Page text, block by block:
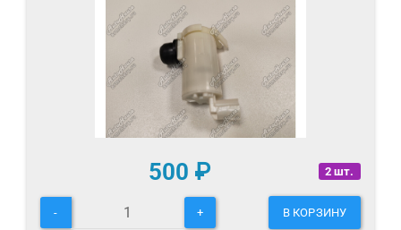
2 шт.
500 ₽
- + В КОРЗИНУ